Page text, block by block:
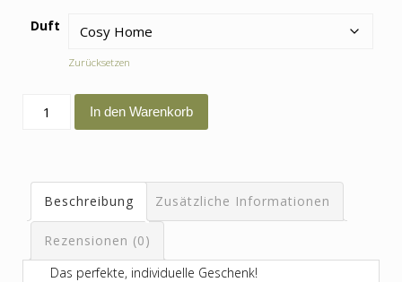
Duft
Zurücksetzen
zwei
In den Warenkorb
Beschreibung Zusätzliche Informationen
Rezensionen (0)
Das perfekte, individuelle Geschenk!